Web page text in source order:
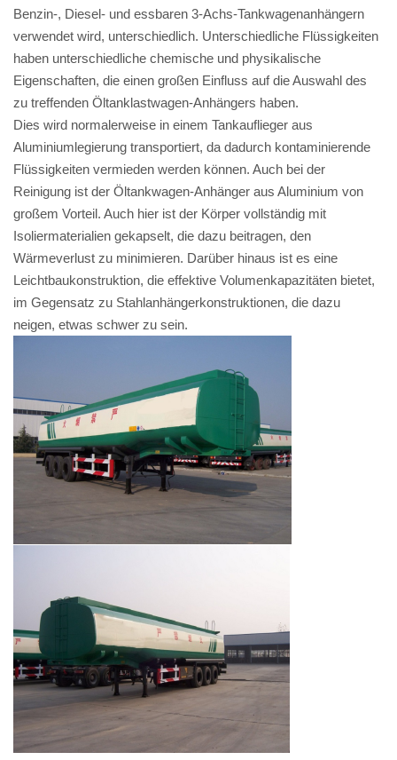
Benzin-, Diesel- und essbaren 3-Achs-Tankwagenanhängern
verwendet wird, unterschiedlich. Unterschiedliche Flüssigkeiten
haben unterschiedliche chemische und physikalische
Eigenschaften, die einen großen Einfluss auf die Auswahl des
zu treffenden Öltanklastwagen-Anhängers haben.
Dies wird normalerweise in einem Tankauflieger aus
Aluminiumlegierung transportiert, da dadurch kontaminierende
Flüssigkeiten vermieden werden können. Auch bei der
Reinigung ist der Öltankwagen-Anhänger aus Aluminium von
großem Vorteil. Auch hier ist der Körper vollständig mit
Isoliermaterialien gekapselt, die dazu beitragen, den
Wärmeverlust zu minimieren. Darüber hinaus ist es eine
Leichtbaukonstruktion, die effektive Volumenkapazitäten bietet,
im Gegensatz zu Stahlanhängerkonstruktionen, die dazu
neigen, etwas schwer zu sein.